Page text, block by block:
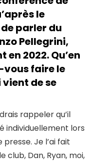
le
parler du
Pellegrini,
2022. Qu’en
vous faire le
de se
rappeler qu’il
individuellement lors
Je l’ai fait
club, Dan, Ryan, moi,